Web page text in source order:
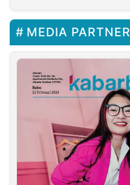
MEDIA PARTNER